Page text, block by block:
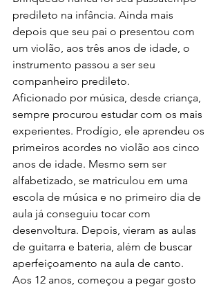
predileto na infância. Ainda mais
depois que seu pai o presentou com
um violão, aos três anos de idade, o
instrumento passou a ser seu
companheiro predileto.
Aficionado por música, desde criança,
sempre procurou estudar com os mais
experientes. Prodígio, ele aprendeu os
primeiros acordes no violão aos cinco
anos de idade. Mesmo sem ser
alfabetizado, se matriculou em uma
escola de música e no primeiro dia de
aula já conseguiu tocar com
desenvoltura. Depois, vieram as aulas
de guitarra e bateria, além de buscar
aperfeiçoamento na aula de canto.
Aos 12 anos, começou a pegar gosto